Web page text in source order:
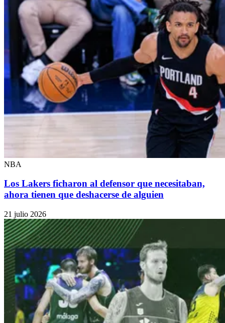
NBA
Los Lakers ficharon al defensor que necesitaban,
ahora tienen que deshacerse de alguien
21 julio 2026